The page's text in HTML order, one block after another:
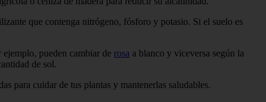
que contenga nitrógeno, fósforo y potasio. Si el suelo es
pueden cambiar de rosa a blanco y viceversa según la
de sol.
para cuidar de tus plantas y mantenerlas saludables.